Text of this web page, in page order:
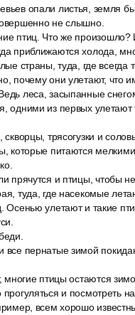
опали листья, земля
не слышно.
птиц. Что же произошло?
приближаются холода,
страны, туда, где всегда
почему они улетают, что
леса, засыпанные
одними из первых улетают
скворцы, трясогузки и
которые питаются
прячутся и птицы, чтобы
туда, где насекомые
Осенью улетают и такие
все пернатые зимой
многие птицы остаются
и посмотреть на
всем хорошо